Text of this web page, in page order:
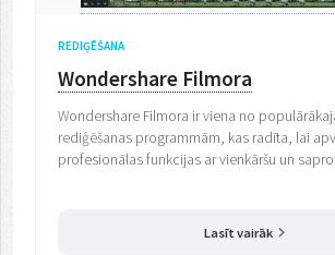
REDIĢĒŠANA
Wondershare Filmora
Wondershare Filmora ir viena no
rediģēšanas programmām, kas radīta, lai
profesionālas funkcijas ar vienkāršu un
Lasīt vairāk